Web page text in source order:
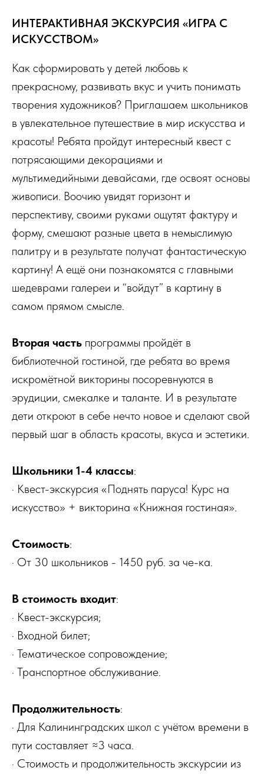
ИНТЕРАКТИВНАЯ ЭКСКУРСИЯ «ИГРА С
ИСКУССТВОМ»
Как сформировать у детей любовь к
прекрасному, развивать вкус и учить понимать
творения художников? Приглашаем школьников
в увлекательное путешествие в мир искусства и
красоты! Ребята пройдут интересный квест с
потрясающими декорациями и
мультимедийными девайсами, где освоят основы
живописи. Воочию увидят горизонт и
перспективу, своими руками ощутят фактуру и
форму, смешают разные цвета в немыслимую
палитру и в результате получат фантастическую
картину! А ещё они познакомятся с главными
шедеврами галереи и “войдут” в картину в
самом прямом смысле.
Вторая часть программы пройдёт в
библиотечной гостиной, где ребята во время
искромётной викторины посоревнуются в
эрудиции, смекалке и таланте. И в результате
дети откроют в себе нечто новое и сделают свой
первый шаг в область красоты, вкуса и эстетики.
Школьники 1-4 классы:
· Квест-экскурсия «Поднять паруса! Курс на
искусство» + викторина «Книжная гостиная».
Стоимость:
· От 30 школьников - 1450 руб. за че-ка.
В стоимость входит:
· Квест-экскурсия;
· Входной билет;
· Тематическое сопровождение;
· Транспортное обслуживание.
Продолжительность:
· Для Калининградских школ с учётом времени в
пути составляет ≈3 часа.
· Стоимость и продолжительность экскурсии из